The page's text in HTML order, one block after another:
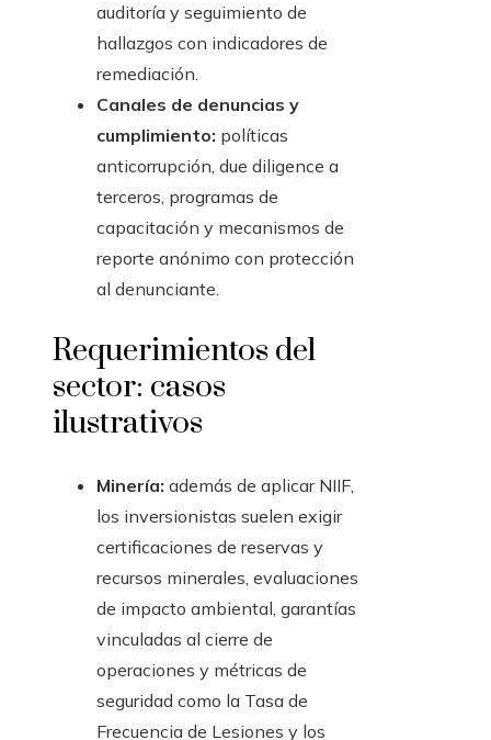
auditoría y seguimiento de
hallazgos con indicadores de
remediación.
Canales de denuncias y
cumplimiento: políticas
anticorrupción, due diligence a
terceros, programas de
capacitación y mecanismos de
reporte anónimo con protección
al denunciante.
Requerimientos del
sector: casos
ilustrativos
Minería: además de aplicar NIIF,
los inversionistas suelen exigir
certificaciones de reservas y
recursos minerales, evaluaciones
de impacto ambiental, garantías
vinculadas al cierre de
operaciones y métricas de
seguridad como la Tasa de
Frecuencia de Lesiones y los